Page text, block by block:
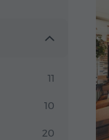
11
10
20